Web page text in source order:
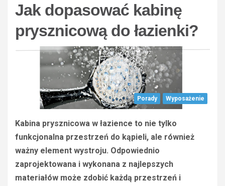
Jak dopasować kabinę
prysznicową do łazienki?
Porady Wyposażenie
Kabina prysznicowa w łazience to nie tylko
funkcjonalna przestrzeń do kąpieli, ale również
ważny element wystroju. Odpowiednio
zaprojektowana i wykonana z najlepszych
materiałów może zdobić każdą przestrzeń i